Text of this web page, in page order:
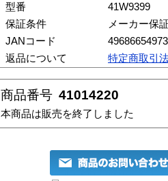
型番
41W9399
保証条件
メーカー保
JANコード
返品について
特定商取引
商品番号 41014220
本商品は販売を終了しました